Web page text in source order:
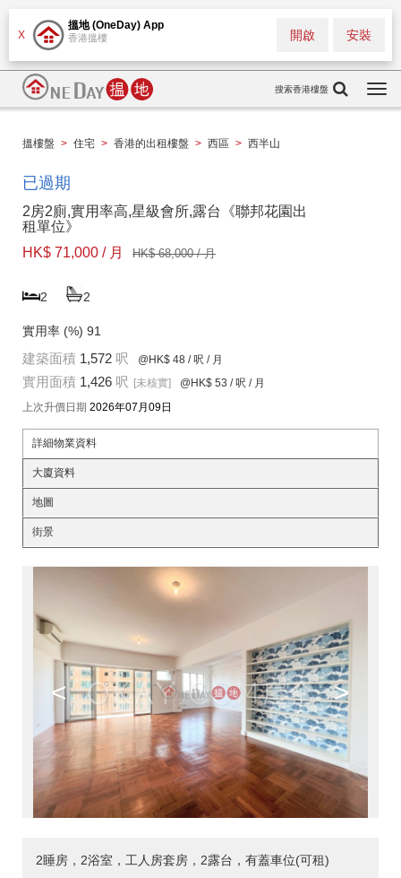
X
搵地 (OneDay) App
香港搵樓 安裝
開啟
搜索香港樓盤
搵樓盤 > 住宅 > 香港的出租樓盤 > 西區 > 西半山
已過期
2房2廁,實用率高,星級會所,露台《聯邦花園出
租單位》
HK$ 71,000 / 月
HK$ 68,000 / 月
2 2
實用率 (%) 91
建築面積 1,572 呎 @HK$ 48 / 呎 / 月
實用面積 1,426 呎 [未核實] @HK$ 53 / 呎 / 月
上次升價日期 2026年07月09日
詳細物業資料
大廈資料
地圖
街景
< >
2睡房，2浴室，工人房套房，2露台，有蓋車位(可租)